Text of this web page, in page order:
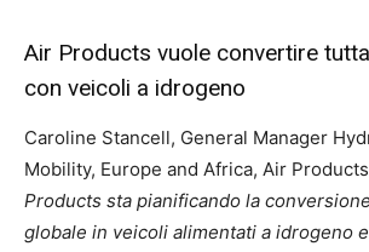
Air Products vuole convertire
con veicoli a idrogeno
Caroline Stancell, General Manager
Mobility, Europe and Africa, Air
Products sta pianificando la
globale in veicoli alimentati a idrogeno